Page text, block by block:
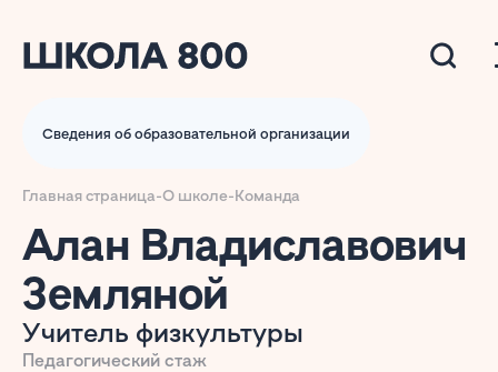
Сведения об образовательной организации
Главная страница-О школе-Команда
Алан Владиславович
Земляной
Учитель физкультуры
Педагогический стаж